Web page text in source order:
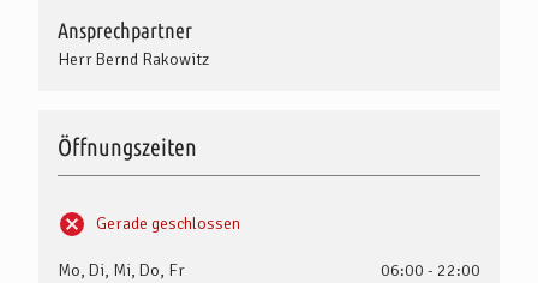
Ansprechpartner
Herr Bernd Rakowitz
Öffnungszeiten
Gerade geschlossen
Mo, Di, Mi, Do, Fr
06:00 - 22:00